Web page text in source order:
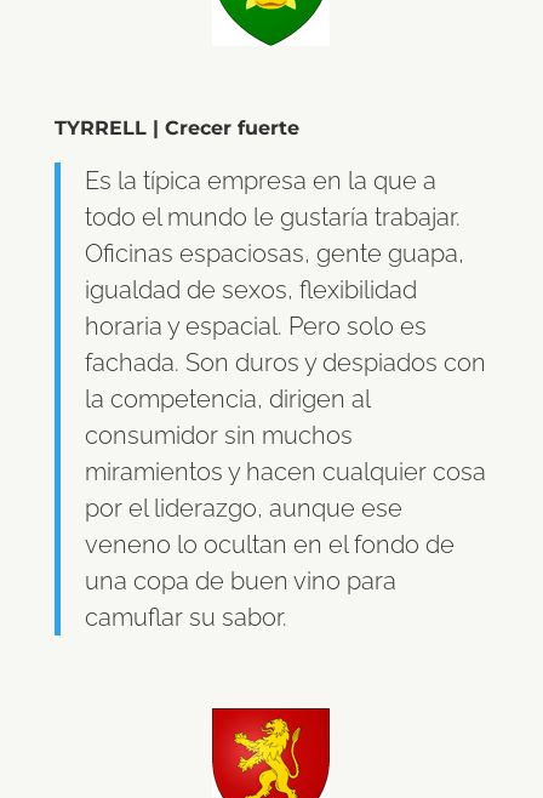
TYRRELL | Crecer fuerte
Es la típica empresa en la que a
todo el mundo le gustaría trabajar.
Oficinas espaciosas, gente guapa,
igualdad de sexos, flexibilidad
horaria y espacial. Pero solo es
fachada. Son duros y despiados con
la competencia, dirigen al
consumidor sin muchos
miramientos y hacen cualquier cosa
por el liderazgo, aunque ese
veneno lo ocultan en el fondo de
una copa de buen vino para
camuflar su sabor.